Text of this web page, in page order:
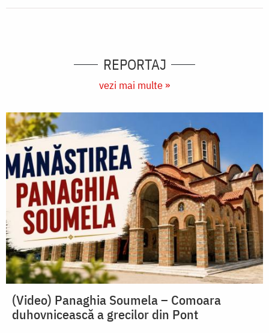
REPORTAJ
vezi mai multe »
(Video) Panaghia Soumela – Comoara
duhovnicească a grecilor din Pont